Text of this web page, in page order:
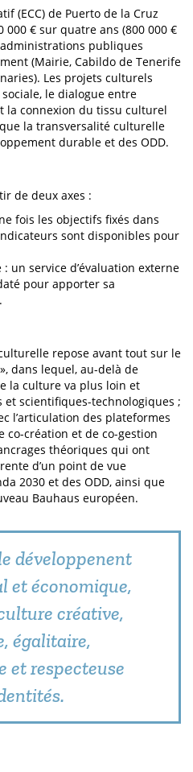
(ECC) de Puerto de la Cruz
000 € sur quatre ans (800 000 €
publiques
(Mairie, Cabildo de Tenerife
Les projets culturels
le dialogue entre
la connexion du tissu culturel
la transversalité culturelle
durable et des ODD.
de deux axes :
fois les objectifs fixés dans
sont disponibles pour
un service d’évaluation externe
pour apporter sa
repose avant tout sur le
dans lequel, au-delà de
la culture va plus loin et
et scientifiques-technologiques ;
l’articulation des plateformes
création et de co-gestion
théoriques qui ont
d’un point de vue
2030 et des ODD, ainsi que
Bauhaus européen.
développenent
et économique,
créative,
égalitaire,
et respecteuse